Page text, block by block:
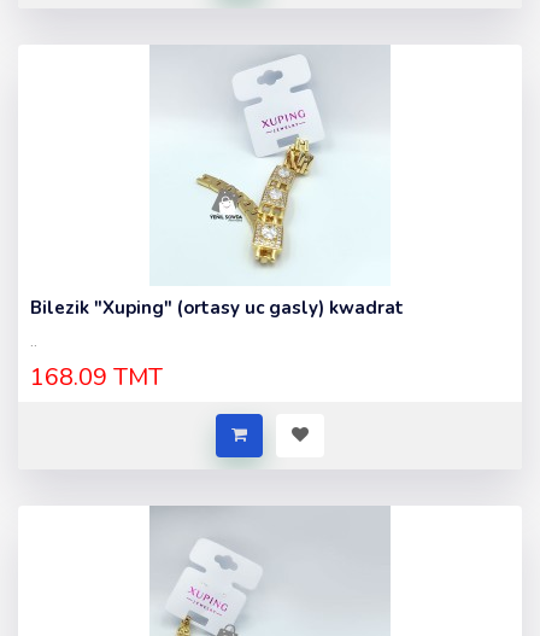
Bilezik "Xuping" (ortasy uc gasly) kwadrat
..
168.09 TMT